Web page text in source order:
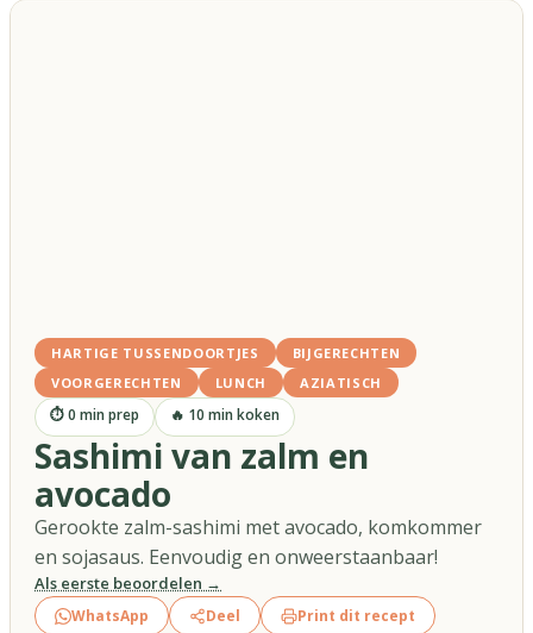
HARTIGE TUSSENDOORTJES
BIJGERECHTEN
VOORGERECHTEN
LUNCH AZIATISCH
⏱0 min prep 🔥 10 min koken
Sashimi van zalm en
avocado
Gerookte zalm-sashimi met avocado, komkommer
en sojasaus. Eenvoudig en onweerstaanbaar!
Als eerste beoordelen →
WhatsApp Deel Print dit recept